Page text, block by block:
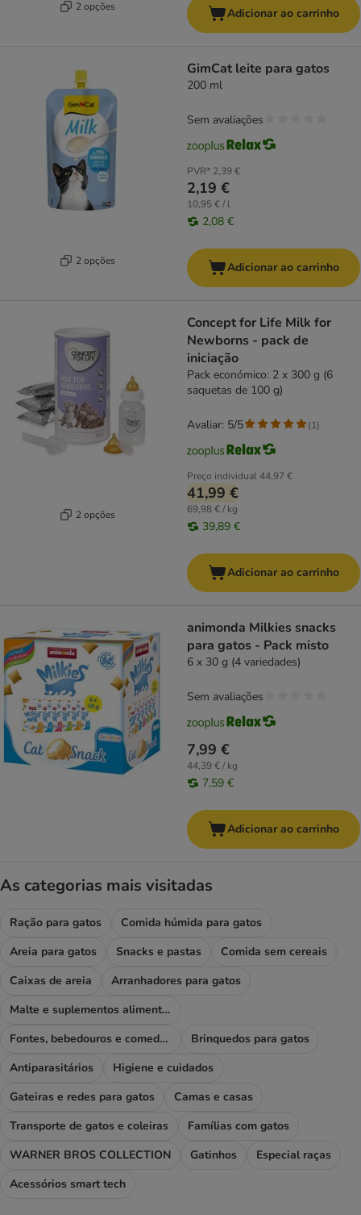
2 opções Adicionar ao carrinho
2 opções
GimCat leite para gatos
200 ml
PVR* 2,39 €
2,19 €
10,95 € / l
2,08 €
Sem avaliações
Adicionar ao carrinho
2 opções
Concept for Life Milk for
Newborns - pack de
iniciação
Pack económico: 2 x 300 g (6
saquetas de 100 g)
Preço individual44,97 €
41,99 €
69,98 € / kg
39,89 €
Avaliar: 5/5 (1)
Adicionar ao carrinho
animonda Milkies snacks
para gatos - Pack misto
6 x 30 g (4 variedades)
7,99 €
44,39 € / kg
7,59 €
Sem avaliações
Adicionar ao carrinho
As categorias mais visitadas
Ração para gatos
Comida húmida para gatos
Areia para gatos
Snacks e pastas
Comida sem cereais
Caixas de areia
Arranhadores para gatos
Malte e suplementos alimentares
Fontes, bebedouros e comedouros
Brinquedos para gatos
Antiparasitários
Higiene e cuidados
Gateiras e redes para gatos
Camas e casas
Transporte de gatos e coleiras
Famílias com gatos
WARNER BROS COLLECTION
Gatinhos
Especial raças
Acessórios smart tech